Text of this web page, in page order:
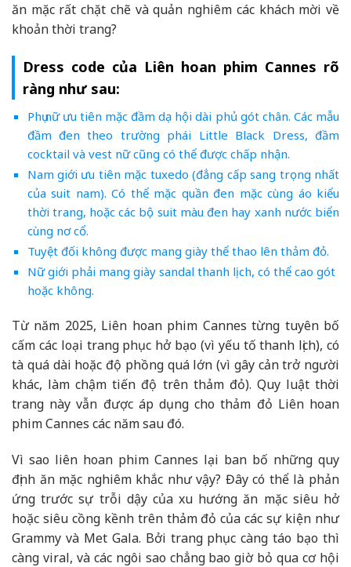
ăn mặc rất chặt chẽ và quản nghiêm các khách mời về
khoản thời trang?
Dress code của Liên hoan phim Cannes rõ
ràng như sau:
Phụ nữ ưu tiên mặc đầm dạ hội dài phủ gót chân. Các mẫu
đầm đen theo trường phái Little Black Dress, đầm
cocktail và vest nữ cũng có thể được chấp nhận.
Nam giới ưu tiên mặc tuxedo (đẳng cấp sang trọng nhất
của suit nam). Có thể mặc quần đen mặc cùng áo kiểu
thời trang, hoặc các bộ suit màu đen hay xanh nước biển
cùng nơ cổ.
Tuyệt đối không được mang giày thể thao lên thảm đỏ.
Nữ giới phải mang giày sandal thanh lịch, có thể cao gót
hoặc không.
Từ năm 2025, Liên hoan phim Cannes từng tuyên bố
cấm các loại trang phục hở bạo (vì yếu tố thanh lịch), có
tà quá dài hoặc độ phồng quá lớn (vì gây cản trở người
khác, làm chậm tiến độ trên thảm đỏ). Quy luật thời
trang này vẫn được áp dụng cho thảm đỏ Liên hoan
phim Cannes các năm sau đó.
Vì sao liên hoan phim Cannes lại ban bố những quy
định ăn mặc nghiêm khắc như vậy? Đây có thể là phản
ứng trước sự trỗi dậy của xu hướng ăn mặc siêu hở
hoặc siêu cồng kềnh trên thảm đỏ của các sự kiện như
Grammy và Met Gala. Bởi trang phục càng táo bạo thì
càng viral, và các ngôi sao chẳng bao giờ bỏ qua cơ hội